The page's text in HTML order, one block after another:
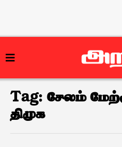
Tag: சேலம்
திமுக